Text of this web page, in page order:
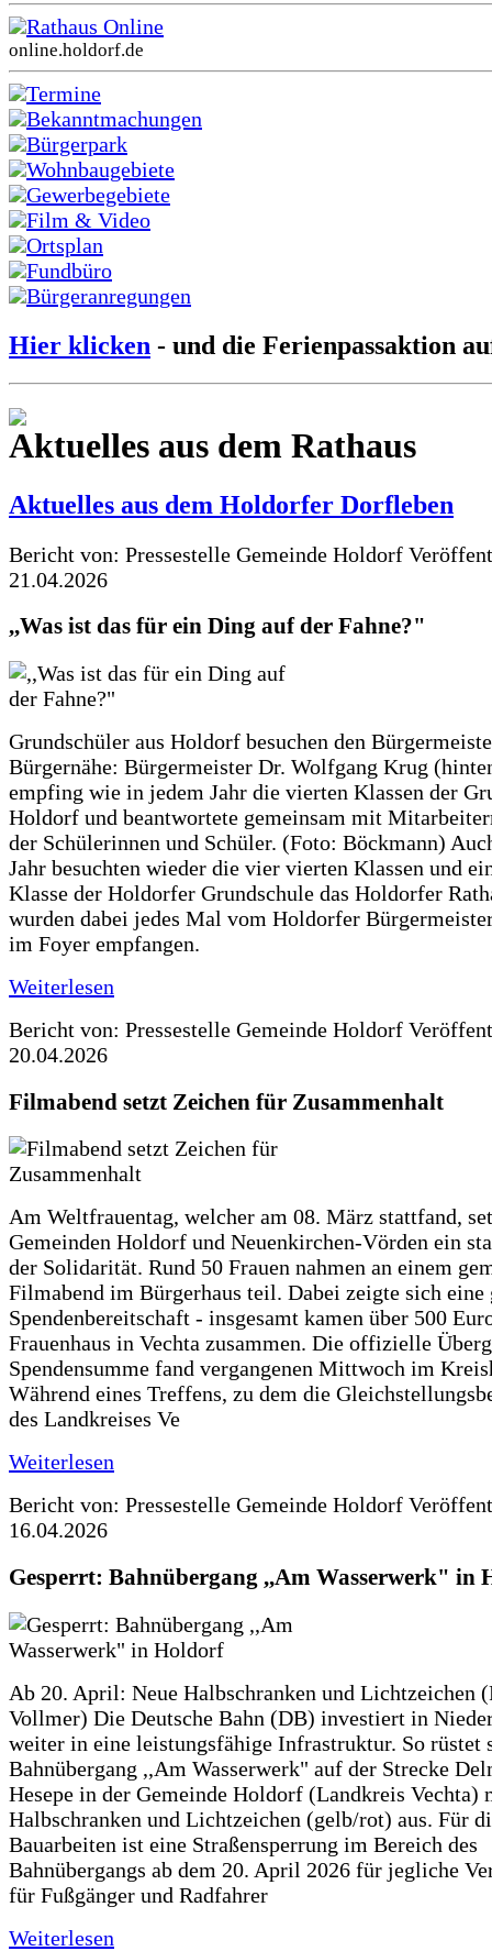
Rathaus Online
online.holdorf.de
Termine
Bekanntmachungen
Bürgerpark
Wohnbaugebiete
Gewerbegebiete
Film & Video
Ortsplan
Fundbüro
Bürgeranregungen
Hier klicken - und die Ferienpassaktion
Aktuelles aus dem Rathaus
Aktuelles aus dem Holdorfer Dorfleben
Bericht von: Pressestelle Gemeinde Holdorf
21.04.2026
,,Was ist das für ein Ding auf der Fahne?"
Grundschüler aus Holdorf besuchen den
Bürgernähe: Bürgermeister Dr. Wolfgang Krug
empfing wie in jedem Jahr die vierten Klassen der
Holdorf und beantwortete gemeinsam mit
der Schülerinnen und Schüler. (Foto: Böckmann)
Jahr besuchten wieder die vier vierten Klassen und
Klasse der Holdorfer Grundschule das Holdorfer
wurden dabei jedes Mal vom Holdorfer
im Foyer empfangen.
Weiterlesen
Bericht von: Pressestelle Gemeinde Holdorf
20.04.2026
Filmabend setzt Zeichen für Zusammenhalt
Am Weltfrauentag, welcher am 08. März stattfand,
Gemeinden Holdorf und Neuenkirchen-Vörden ein
der Solidarität. Rund 50 Frauen nahmen an einem
Filmabend im Bürgerhaus teil. Dabei zeigte sich eine
Spendenbereitschaft - insgesamt kamen über 500
Frauenhaus in Vechta zusammen. Die offizielle
Spendensumme fand vergangenen Mittwoch im
Während eines Treffens, zu dem die
des Landkreises Ve
Weiterlesen
Bericht von: Pressestelle Gemeinde Holdorf
16.04.2026
Gesperrt: Bahnübergang ,,Am Wasserwerk" in
Ab 20. April: Neue Halbschranken und Lichtzeichen
Vollmer) Die Deutsche Bahn (DB) investiert in
weiter in eine leistungsfähige Infrastruktur. So rüstet
Bahnübergang ,,Am Wasserwerk" auf der Strecke
Hesepe in der Gemeinde Holdorf (Landkreis Vechta)
Halbschranken und Lichtzeichen (gelb/rot) aus. Für
Bauarbeiten ist eine Straßensperrung im Bereich des
Bahnübergangs ab dem 20. April 2026 für jegliche
für Fußgänger und Radfahrer
Weiterlesen